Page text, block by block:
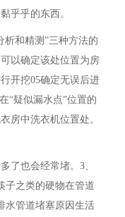
乎乎的东西。
析和精测”三种方法的
以确定该处位置为房
开挖05确定无误后进
“疑似漏水点”位置的
房中洗衣机位置处。
了也会经常堵。3、
子之类的硬物在管道
水管道堵塞原因生活